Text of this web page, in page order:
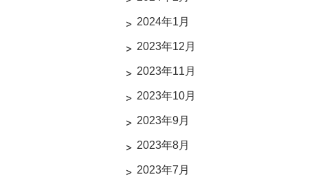
2024年1月
2023年12月
2023年11月
2023年10月
2023年9月
2023年8月
2023年7月